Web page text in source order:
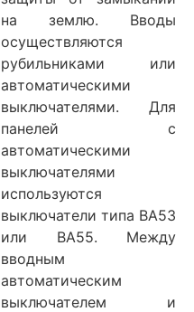
на землю. Вводы
осуществляются
рубильниками или
автоматическими
выключателями. Для
панелей с
автоматическими
выключателями
используются
выключатели типа ВА5З
или ВА55. Между
вводным
автоматическим
выключателем и